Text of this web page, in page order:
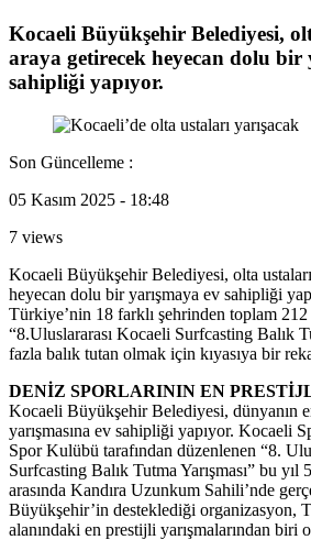
Kocaeli Büyükşehir Belediyesi,
araya getirecek heyecan dolu bir
sahipliği yapıyor.
Son Güncelleme :
05 Kasım 2025 - 18:48
7 views
Kocaeli Büyükşehir Belediyesi, olta
heyecan dolu bir yarışmaya ev sahipliği
Türkiye’nin 18 farklı şehrinden toplam 212
“8.Uluslararası Kocaeli Surfcasting Balık
fazla balık tutan olmak için kıyasıya bir
DENİZ SPORLARININ EN
Kocaeli Büyükşehir Belediyesi, dünyanın
yarışmasına ev sahipliği yapıyor. Kocaeli
Spor Kulübü tarafından düzenlenen “8.
Surfcasting Balık Tutma Yarışması” bu yıl
arasında Kandıra Uzunkum Sahili’nde
Büyükşehir’in desteklediği organizasyon,
alanındaki en prestijli yarışmalarından biri